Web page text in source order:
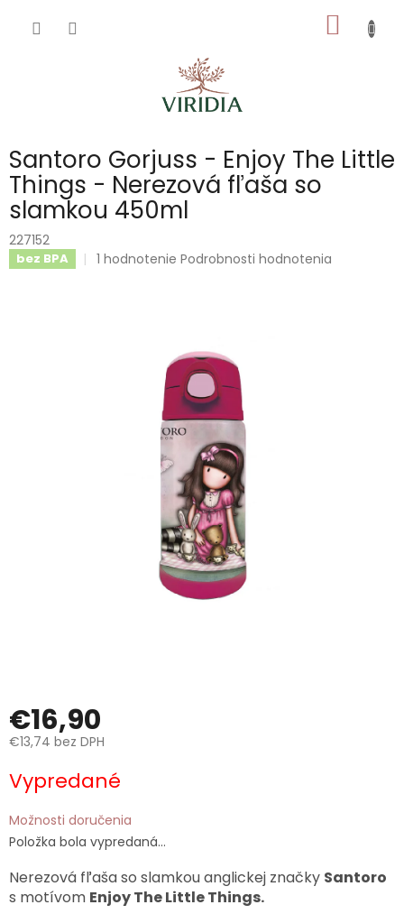
KOŠÍK
Santoro Gorjuss - Enjoy The Little
Things - Nerezová fľaša so
slamkou 450ml
227152
bez BPA
Priemerné
hviezdičiek.
1 hodnotenie Podrobnosti hodnotenia
€16,90
€13,74 bez DPH
cena:
Vypredané
Možnosti doručenia
Položka bola vypredaná…
Nerezová fľaša so slamkou anglickej značky Santoro
s motívom Enjoy The Little Things.